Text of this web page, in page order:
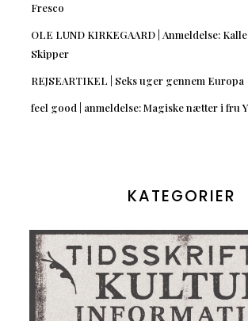
Fresco
OLE LUND KIRKEGAARD | Anmeldelse:
Skipper
REJSEARTIKEL | Seks uger gennem Europa
feel good | anmeldelse: Magiske nætter i fru
KATEGORIER